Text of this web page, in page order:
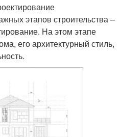
этапов строительства –
На этом этапе
его архитектурный стиль,